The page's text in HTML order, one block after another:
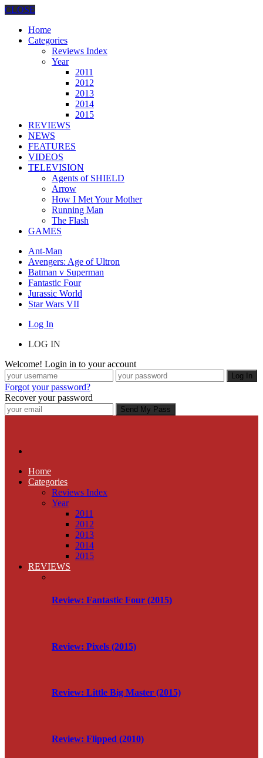
CLOSE
Home
Categories
Reviews Index
Year
2011
2012
2013
2014
2015
REVIEWS
NEWS
FEATURES
VIDEOS
TELEVISION
Agents of SHIELD
Arrow
How I Met Your Mother
Running Man
The Flash
GAMES
Ant-Man
Avengers: Age of Ultron
Batman v Superman
Fantastic Four
Jurassic World
Star Wars VII
Log In
LOG IN
Welcome! Login in to your account
Forgot your password?
Recover your password
Home
Categories
Reviews Index
Year
2011
2012
2013
2014
2015
REVIEWS
Review: Fantastic Four (2015)
Review: Pixels (2015)
Review: Little Big Master (2015)
Review: Flipped (2010)